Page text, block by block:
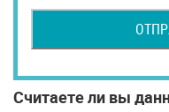
Считаете ли вы